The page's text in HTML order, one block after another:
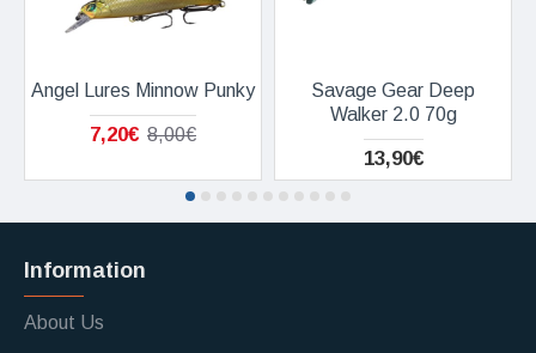
Angel Lures Minnow Punky
7,20€ 8,00€
Savage Gear Deep
Walker 2.0 70g
13,90€
Information
About Us